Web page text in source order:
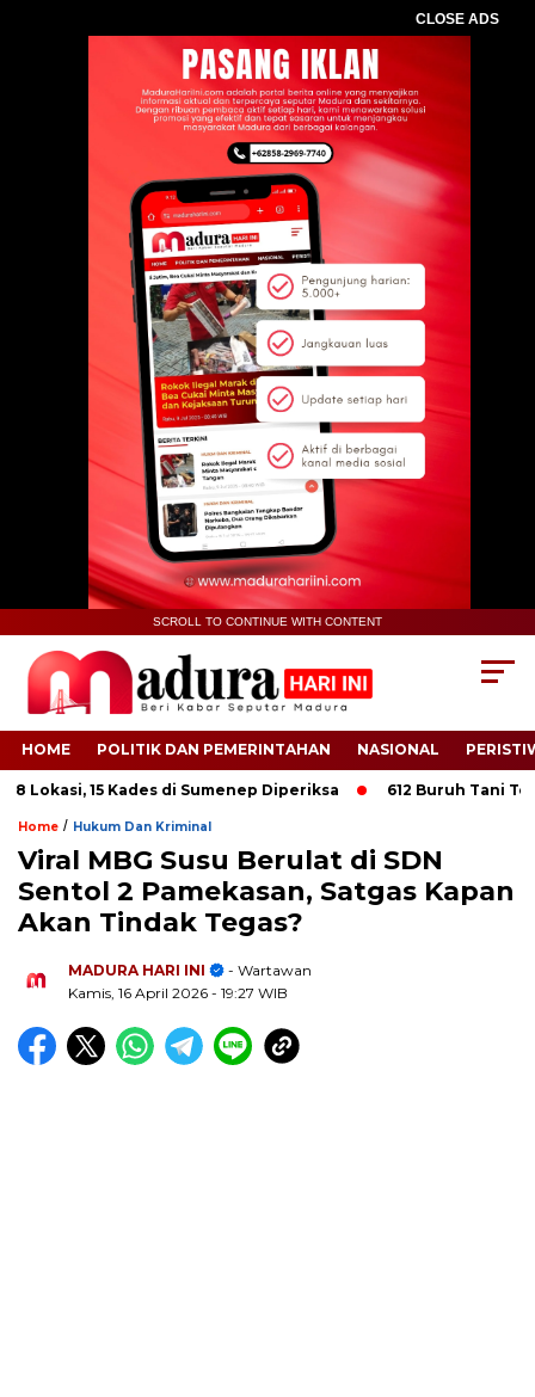
CLOSE ADS
SCROLL TO CONTINUE WITH CONTENT
HOME POLITIK DAN PEMERINTAHAN NASIONAL
15 Kades di Sumenep Diperiksa 612 Buruh Tani
Home / Hukum Dan Kriminal
Viral MBG Susu Berulat di SDN
Sentol 2 Pamekasan, Satgas Kapan
Akan Tindak Tegas?
MADURA HARI INI
- Wartawan
Kamis, 16 April 2026 - 19:27 WIB
.